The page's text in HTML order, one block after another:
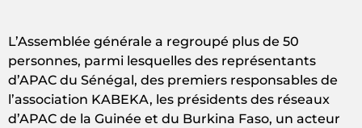
L’Assemblée générale a regroupé plus de 50
personnes, parmi lesquelles des représentants
d’APAC du Sénégal, des premiers responsables de
l’association KABEKA, les présidents des réseaux
d’APAC de la Guinée et du Burkina Faso, un acteur